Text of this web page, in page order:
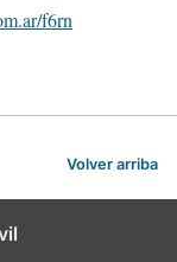
f6rn
Volver arriba